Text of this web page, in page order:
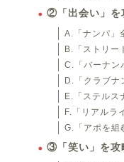
②「出会い」を
A.「ナンパ」
B.「ストリー
C.「バーナン
D.「クラブナ
E.「ステルス
F.「リアルラ
G.「アポを組
③「笑い」を攻